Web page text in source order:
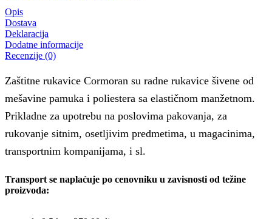
Opis
Dostava
Deklaracija
Dodatne informacije
Recenzije (0)
Zaštitne rukavice Cormoran su radne rukavice šivene od
mešavine pamuka i poliestera sa elastičnom manžetnom.
Prikladne za upotrebu na poslovima pakovanja, za
rukovanje sitnim, osetljivim predmetima, u magacinima,
transportnim kompanijama, i sl.
Transport se naplaćuje po cenovniku u zavisnosti od težine
proizvoda: